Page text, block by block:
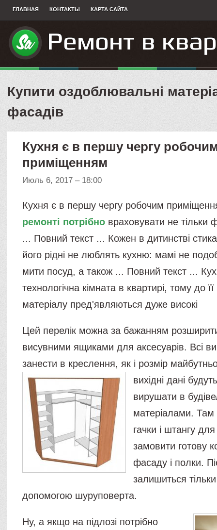
ГЛАВНАЯ КОНТАКТЫ КАРТА САЙТА
Купити оздоблювальні
фасадів
Кухня є в першу чергу
приміщенням
Июль 6, 2017 – 18:00
Кухня є в першу чергу робочим
ремонті потрібно враховувати не тільки
... Повний текст ... Кожен в дитинстві
його рідні не люблять кухню: мамі не
мити посуд, а також ... Повний текст ...
технологічна кімната в квартирі, тому до її
матеріалу пред'являються дуже високі
Цей перелік можна за бажанням
висувними ящиками для аксесуарів. Всі
занести в креслення, як і розмір
вихідні дані
вирушати в
матеріалами.
гачки і штангу
замовити готову
фасаду і полки.
залишиться
допомогою шуруповерта.
Ну, а якщо на підлозі потрібно